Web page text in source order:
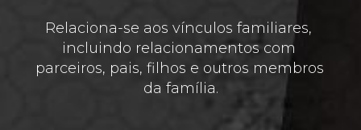
Relaciona-se aos vínculos familiares,
incluindo relacionamentos com
parceiros, pais, filhos e outros membros
da família.